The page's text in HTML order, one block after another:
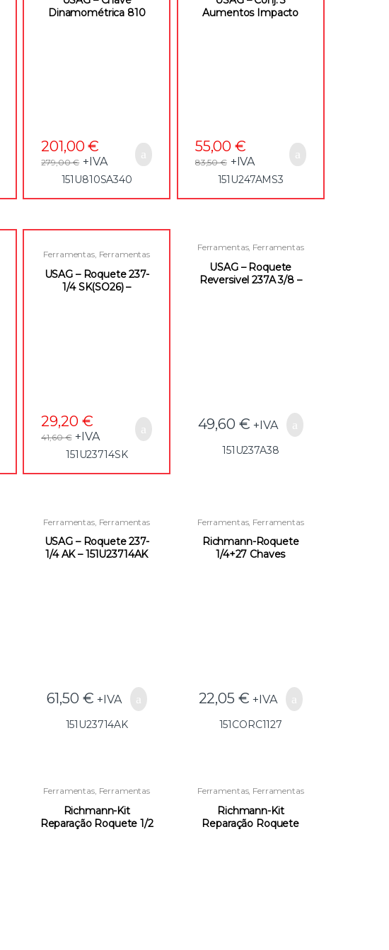
Dinamométrica 810
201,00€
279,00€ +IVA
151U810SA340
Aumentos Impacto
55,00 €
83,50€ +IVA
151U247AMS3
Ferramentas, Ferramentas
Acessórios para Quadras
USAG – Roquete 237-
1/4 SK(SO26) –
29,20 €
41,60€ +IVA
151U23714SK
Ferramentas, Ferramentas
Acessórios para Quadras
USAG – Roquete
Reversivel 237A 3/8 –
49,60 € +IVA
151U237A38
Ferramentas, Ferramentas
Acessórios para Quadras
USAG – Roquete 237-
1/4 AK – 151U23714AK
61,50 € +IVA
151U23714AK
Ferramentas, Ferramentas
Acessórios para Quadras
Richmann-Roquete
1/4+27 Chaves
22,05 € +IVA
151CORC1127
Ferramentas, Ferramentas
Acessórios para Quadras
Richmann-Kit
Reparação Roquete 1/2
Ferramentas, Ferramentas
Acessórios para Quadras
Richmann-Kit
Reparação Roquete